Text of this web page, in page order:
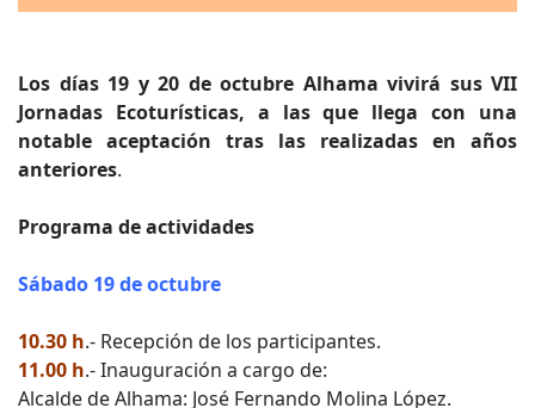
Los días 19 y 20 de octubre Alhama vivirá sus VII
Jornadas Ecoturísticas, a las que llega con una
notable aceptación tras las realizadas en años
anteriores.
Programa de actividades
Sábado 19 de octubre
10.30 h.- Recepción de los participantes.
11.00 h.- Inauguración a cargo de:
Alcalde de Alhama: José Fernando Molina López.